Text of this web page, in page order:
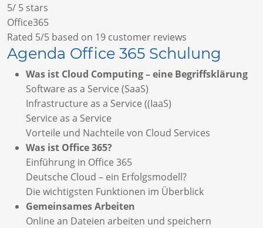
5/ 5 stars
Office365
Rated 5/5 based on 19 customer reviews
Agenda Office 365 Schulung
Was ist Cloud Computing – eine Begriffsklärung
Software as a Service (SaaS)
Infrastructure as a Service ((IaaS)
Service as a Service
Vorteile und Nachteile von Cloud Services
Was ist Office 365?
Einführung in Office 365
Deutsche Cloud – ein Erfolgsmodell?
Die wichtigsten Funktionen im Überblick
Gemeinsames Arbeiten
Online an Dateien arbeiten und speichern